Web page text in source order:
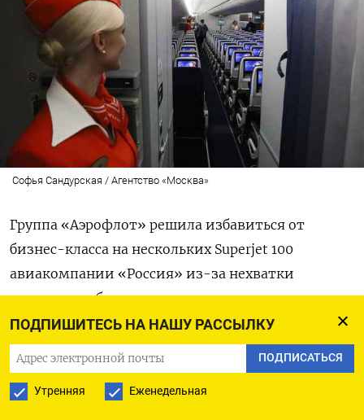
ПОДПИШИТЕСЬ НА НАШУ РАССЫЛКУ
ПОДПИСАТЬСЯ
Утренняя Еженедельная
Софья Сандурская / Агентство «Москва»
Группа «Аэрофлот» решила избавиться от
бизнес-класса на нескольких Superjet 100
авиакомпании «Россия» из-за нехватки
стоместных бортов на курортных и
туристических маршрутах. Это следует из
инвестиционной программы группы,пишут
«Известия».